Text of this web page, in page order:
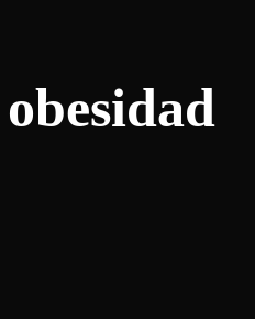
obesidad